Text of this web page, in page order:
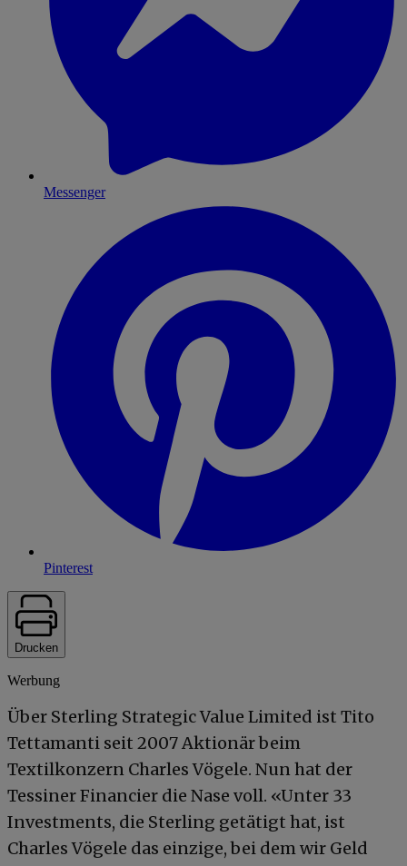
Messenger
Pinterest
Drucken
Werbung
Über Sterling Strategic Value Limited ist Tito
Tettamanti seit 2007 Aktionär beim
Textilkonzern Charles Vögele. Nun hat der
Tessiner Financier die Nase voll. «Unter 33
Investments, die Sterling getätigt hat, ist
Charles Vögele das einzige, bei dem wir Geld